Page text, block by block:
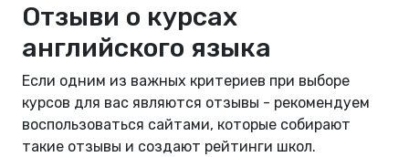
Отзыви о курсах
английского языка
Если одним из важных критериев при выборе
курсов для вас являются отзывы - рекомендуем
воспользоваться сайтами, которые собирают
такие отзывы и создают рейтинги школ.